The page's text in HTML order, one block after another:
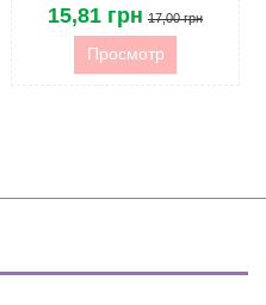
15,81 грн 17,00 грн
Просмотр